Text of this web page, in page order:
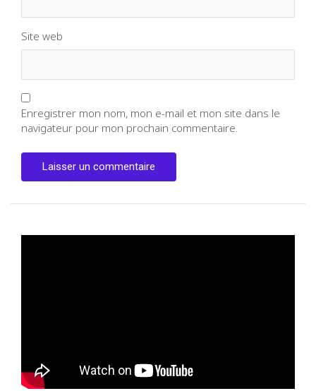
Site web
Enregistrer mon nom, mon e-mail et mon site dans le
navigateur pour mon prochain commentaire.